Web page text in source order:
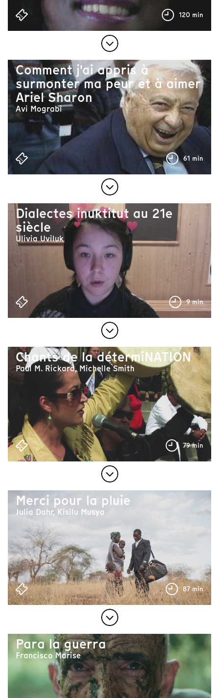
120 min
Comment j'ai appris à
surmonter ma peur et à aimer
Ariel Sharon
Avi Mograbi
61 min
Dialectes inuktitut au 21e
siècle
Ulivia Uviluk
9 min
Chants de la détermiNATION
Paul M. Rickard, Michelle Smith
79 min
Merci pour la pluie
Julia Dahr, Kisilu Musya
87 min
Para la guerra
Francisco Marise